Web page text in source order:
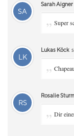
SA
Sarah Aigner
„ Super
LK
Lukas Köck
„ Chapeau
RS
Rosalie
„ Dir